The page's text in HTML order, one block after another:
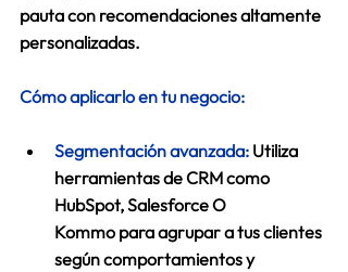
pauta con recomendaciones altamente
personalizadas.
Cómo aplicarlo en tu negocio:
Segmentación avanzada: Utiliza
herramientas de CRM como
HubSpot, Salesforce O
Kommo para agrupar a tus clientes
según comportamientos y